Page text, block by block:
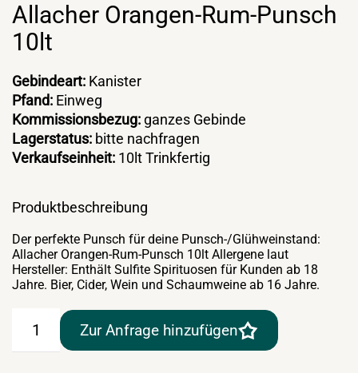
Allacher Orangen-Rum-Punsch
10lt
Gebindeart: Kanister
Pfand: Einweg
Kommissionsbezug: ganzes Gebinde
Lagerstatus: bitte nachfragen
Verkaufseinheit: 10lt Trinkfertig
Produktbeschreibung
Der perfekte Punsch für deine Punsch-/Glühweinstand:
Allacher Orangen-Rum-Punsch 10lt Allergene laut
Hersteller: Enthält Sulfite Spirituosen für Kunden ab 18
Jahre. Bier, Cider, Wein und Schaumweine ab 16 Jahre.
Orangen-
Zur Anfrage hinzufügen